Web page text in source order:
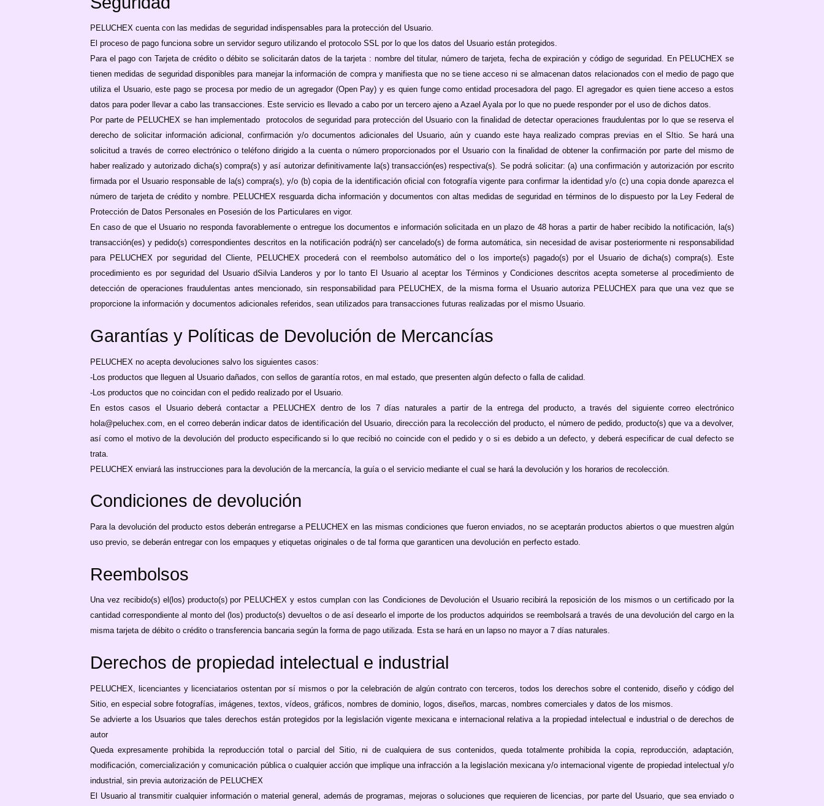
PELUCHEX cuenta con las medidas de seguridad indispensables para la protección del Usuario.
El proceso de pago funciona sobre un servidor seguro utilizando el protocolo SSL por lo que los datos del Usuario están protegidos.
Para el pago con Tarjeta de crédito o débito se solicitarán datos de la tarjeta : nombre del titular, número de tarjeta, fecha de expiración y código de seguridad. En PELUCHEX se
tienen medidas de seguridad disponibles para manejar la información de compra y manifiesta que no se tiene acceso ni se almacenan datos relacionados con el medio de pago que
utiliza el Usuario, este pago se procesa por medio de un agregador (Open Pay) y es quien funge como entidad procesadora del pago. El agregador es quien tiene acceso a estos
datos para poder llevar a cabo las transacciones. Este servicio es llevado a cabo por un tercero ajeno a Azael Ayala por lo que no puede responder por el uso de dichos datos.
Por parte de PELUCHEX se han implementado protocolos de seguridad para protección del Usuario con la finalidad de detectar operaciones fraudulentas por lo que se reserva el
derecho de solicitar información adicional, confirmación y/o documentos adicionales del Usuario, aún y cuando este haya realizado compras previas en el SItio. Se hará una
solicitud a través de correo electrónico o teléfono dirigido a la cuenta o número proporcionados por el Usuario con la finalidad de obtener la confirmación por parte del mismo de
haber realizado y autorizado dicha(s) compra(s) y así autorizar definitivamente la(s) transacción(es) respectiva(s). Se podrá solicitar: (a) una confirmación y autorización por escrito
firmada por el Usuario responsable de la(s) compra(s), y/o (b) copia de la identificación oficial con fotografía vigente para confirmar la identidad y/o (c) una copia donde aparezca el
número de tarjeta de crédito y nombre. PELUCHEX resguarda dicha información y documentos con altas medidas de seguridad en términos de lo dispuesto por la Ley Federal de
Protección de Datos Personales en Posesión de los Particulares en vigor.
En caso de que el Usuario no responda favorablemente o entregue los documentos e información solicitada en un plazo de 48 horas a partir de haber recibido la notificación, la(s)
transacción(es) y pedido(s) correspondientes descritos en la notificación podrá(n) ser cancelado(s) de forma automática, sin necesidad de avisar posteriormente ni responsabilidad
para PELUCHEX por seguridad del Cliente, PELUCHEX procederá con el reembolso automático del o los importe(s) pagado(s) por el Usuario de dicha(s) compra(s). Este
procedimiento es por seguridad del Usuario dSilvia Landeros y por lo tanto El Usuario al aceptar los Términos y Condiciones descritos acepta someterse al procedimiento de
detección de operaciones fraudulentas antes mencionado, sin responsabilidad para PELUCHEX, de la misma forma el Usuario autoriza PELUCHEX para que una vez que se
proporcione la información y documentos adicionales referidos, sean utilizados para transacciones futuras realizadas por el mismo Usuario.
Garantías y Políticas de Devolución de Mercancías
PELUCHEX no acepta devoluciones salvo los siguientes casos:
-Los productos que lleguen al Usuario dañados, con sellos de garantía rotos, en mal estado, que presenten algún defecto o falla de calidad.
-Los productos que no coincidan con el pedido realizado por el Usuario.
En estos casos el Usuario deberá contactar a PELUCHEX dentro de los 7 días naturales a partir de la entrega del producto, a través del siguiente correo electrónico
hola@peluchex.com, en el correo deberán indicar datos de identificación del Usuario, dirección para la recolección del producto, el número de pedido, producto(s) que va a devolver,
así como el motivo de la devolución del producto especificando si lo que recibió no coincide con el pedido y o si es debido a un defecto, y deberá especificar de cual defecto se
trata.
PELUCHEX enviará las instrucciones para la devolución de la mercancía, la guía o el servicio mediante el cual se hará la devolución y los horarios de recolección.
Condiciones de devolución
Para la devolución del producto estos deberán entregarse a PELUCHEX en las mismas condiciones que fueron enviados, no se aceptarán productos abiertos o que muestren algún
uso previo, se deberán entregar con los empaques y etiquetas originales o de tal forma que garanticen una devolución en perfecto estado.
Reembolsos
Una vez recibido(s) el(los) producto(s) por PELUCHEX y estos cumplan con las Condiciones de Devolución el Usuario recibirá la reposición de los mismos o un certificado por la
cantidad correspondiente al monto del (los) producto(s) devueltos o de así desearlo el importe de los productos adquiridos se reembolsará a través de una devolución del cargo en la
misma tarjeta de débito o crédito o transferencia bancaria según la forma de pago utilizada. Esta se hará en un lapso no mayor a 7 días naturales.
Derechos de propiedad intelectual e industrial
PELUCHEX, licenciantes y licenciatarios ostentan por sí mismos o por la celebración de algún contrato con terceros, todos los derechos sobre el contenido, diseño y código del
Sitio, en especial sobre fotografías, imágenes, textos, vídeos, gráficos, nombres de dominio, logos, diseños, marcas, nombres comerciales y datos de los mismos.
Se advierte a los Usuarios que tales derechos están protegidos por la legislación vigente mexicana e internacional relativa a la propiedad intelectual e industrial o de derechos de
autor
Queda expresamente prohibida la reproducción total o parcial del Sitio, ni de cualquiera de sus contenidos, queda totalmente prohibida la copia, reproducción, adaptación,
modificación, comercialización y comunicación pública o cualquier acción que implique una infracción a la legislación mexicana y/o internacional vigente de propiedad intelectual y/o
industrial, sin previa autorización de PELUCHEX
El Usuario al transmitir cualquier información o material general, además de programas, mejoras o soluciones que requieren de licencias, por parte del Usuario, que sea enviado o